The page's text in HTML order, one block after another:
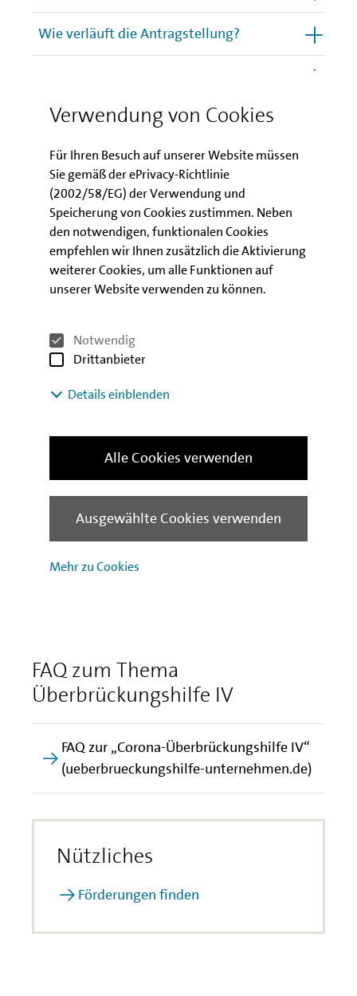
Verwendung von Cookies
Für Ihren Besuch auf unserer Website müssen
Sie gemäß der ePrivacy-Richtlinie
(2002/58/EG) der Verwendung und
Speicherung von Cookies zustimmen. Neben
den notwendigen, funktionalen Cookies
empfehlen wir Ihnen zusätzlich die Aktivierung
weiterer Cookies, um alle Funktionen auf
unserer Website verwenden zu können.
Notwendig
Drittanbieter
Details einblenden
Mehr zu Cookies
Ausgewählte Cookies verwenden
Alle Cookies verwenden
Wie verläuft die Antragstellung?
Wie geht es weiter?
Kontakt
Bei Fragen zur Soforthilfe IV 7.0 -
schreiben Sie uns!
KONTAKTFORMULAR
Antragsprozess
Die Antragstellung ist seit dem 22. März
FAQ zum Thema
Überbrückungshilfe IV
FAQ zur „Corona-Überbrückungshilfe IV“
(ueberbrueckungshilfe-unternehmen.de)
Nützliches
Förderungen finden